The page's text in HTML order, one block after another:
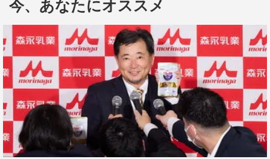
今、あなたにオススメ